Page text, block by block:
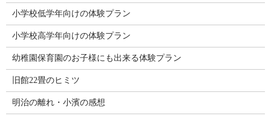
小学校低学年向けの体験プラン
小学校高学年向けの体験プラン
幼稚園保育園のお子様にも出来る体験プラン
旧館22畳のヒミツ
明治の離れ・小濱の感想